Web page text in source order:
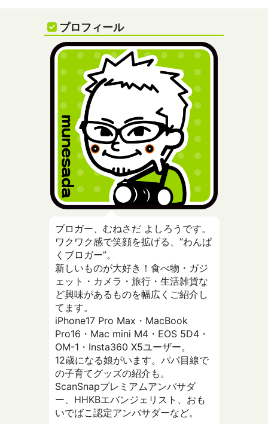
プロフィール
ブロガー、むねさだ よしろうです。
ワクワク感で笑顔を拡げる、”わんぱ
くブロガー”。
新しいものが大好き！食べ物・ガジ
ェット・カメラ・旅行・生活雑貨な
ど興味があるものを幅広くご紹介し
てます。
iPhone17 Pro Max・MacBook
Pro16・Mac mini M4・EOS 5D4・
OM-1・Insta360 X5ユーザー。
12歳になる娘がいます。パパ目線で
の子育てグッズの紹介も。
ScanSnapプレミアムアンバサダ
ー、HHKBエバンジェリスト、おも
いでばこ認定アンバサダーなど。